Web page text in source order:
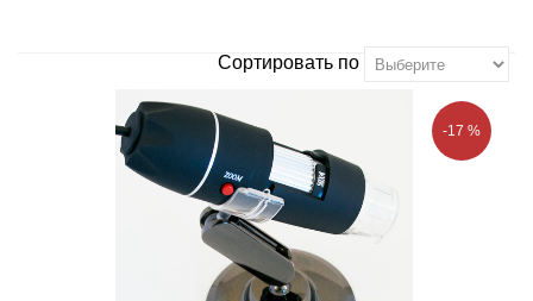
Сортировать по
-17 %